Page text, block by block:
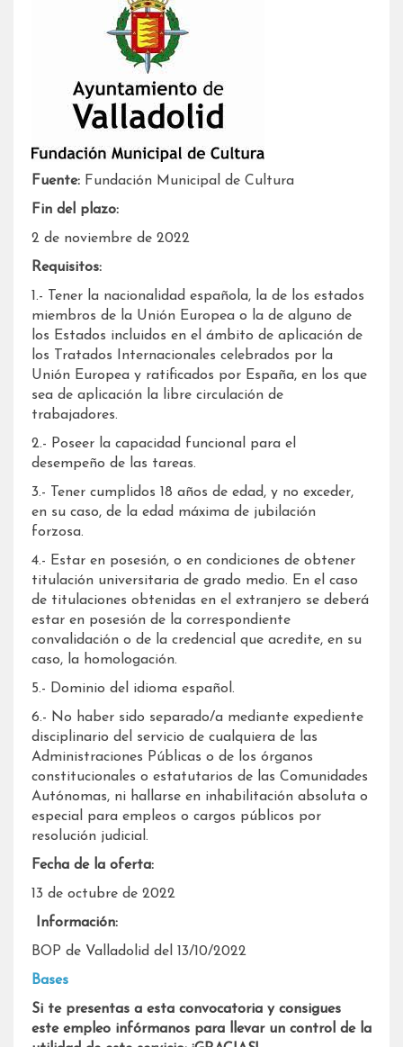
Fuente: Fundación Municipal de Cultura
Fin del plazo:
2 de noviembre de 2022
Requisitos:
1.- Tener la nacionalidad española, la de los estados
miembros de la Unión Europea o la de alguno de
los Estados incluidos en el ámbito de aplicación de
los Tratados Internacionales celebrados por la
Unión Europea y ratificados por España, en los que
sea de aplicación la libre circulación de
trabajadores.
2.- Poseer la capacidad funcional para el
desempeño de las tareas.
3.- Tener cumplidos 18 años de edad, y no exceder,
en su caso, de la edad máxima de jubilación
forzosa.
4.- Estar en posesión, o en condiciones de obtener
titulación universitaria de grado medio. En el caso
de titulaciones obtenidas en el extranjero se deberá
estar en posesión de la correspondiente
convalidación o de la credencial que acredite, en su
caso, la homologación.
5.- Dominio del idioma español.
6.- No haber sido separado/a mediante expediente
disciplinario del servicio de cualquiera de las
Administraciones Públicas o de los órganos
constitucionales o estatutarios de las Comunidades
Autónomas, ni hallarse en inhabilitación absoluta o
especial para empleos o cargos públicos por
resolución judicial.
Fecha de la oferta:
13 de octubre de 2022
Información:
BOP de Valladolid del 13/10/2022
Bases
Si te presentas a esta convocatoria y consigues
este empleo infórmanos para llevar un control de la